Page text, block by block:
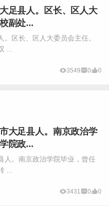
足县人。区长、区人大
副处...
区长、区人大委员会主任。
...
3549 0 0
大足县人。南京政治学
院政...
人。南京政治学院毕业，曾任
...
3431 0 0